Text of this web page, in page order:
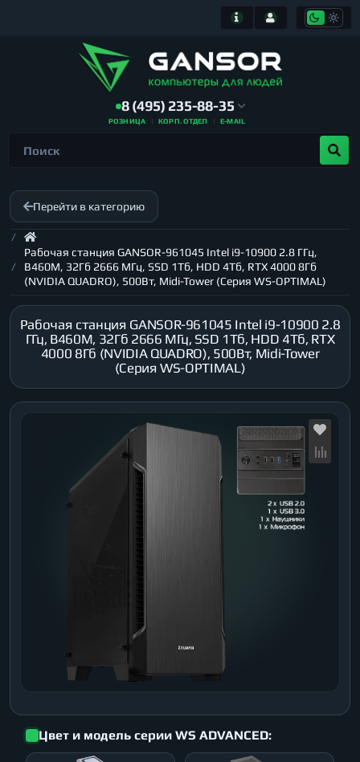
8 (495) 235-88-35
РОЗНИЦА КОРП. ОТДЕЛ E-MAIL
Перейти в категорию
Рабочая станция GANSOR-961045 Intel i9-10900 2.8 ГГц,
B460M, 32Гб 2666 МГц, SSD 1Тб, HDD 4Тб, RTX 4000 8Гб
(NVIDIA QUADRO), 500Вт, Midi-Tower (Серия WS-OPTIMAL)
Рабочая станция GANSOR-961045 Intel i9-10900 2.8
ГГц, B460M, 32Гб 2666 МГц, SSD 1Тб, HDD 4Тб, RTX
4000 8Гб (NVIDIA QUADRO), 500Вт, Midi-Tower
(Серия WS-OPTIMAL)
Цвет и модель серии WS ADVANCED: